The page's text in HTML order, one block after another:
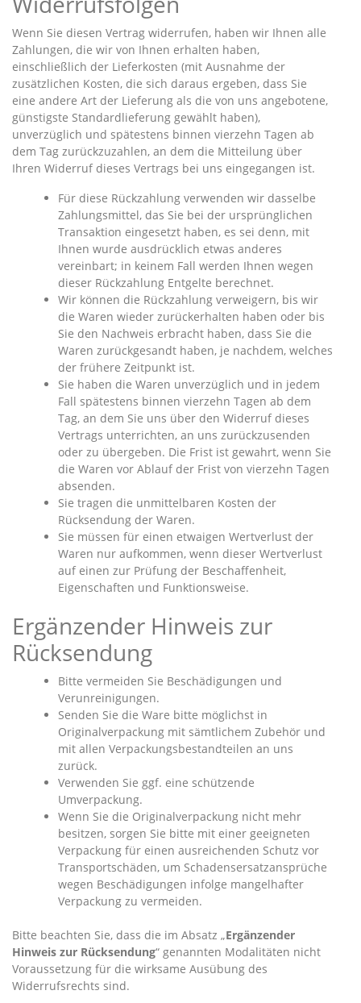
Wenn Sie diesen Vertrag widerrufen, haben wir Ihnen alle
Zahlungen, die wir von Ihnen erhalten haben,
einschließlich der Lieferkosten (mit Ausnahme der
zusätzlichen Kosten, die sich daraus ergeben, dass Sie
eine andere Art der Lieferung als die von uns angebotene,
günstigste Standardlieferung gewählt haben),
unverzüglich und spätestens binnen vierzehn Tagen ab
dem Tag zurückzuzahlen, an dem die Mitteilung über
Ihren Widerruf dieses Vertrags bei uns eingegangen ist.
Für diese Rückzahlung verwenden wir dasselbe
Zahlungsmittel, das Sie bei der ursprünglichen
Transaktion eingesetzt haben, es sei denn, mit
Ihnen wurde ausdrücklich etwas anderes
vereinbart; in keinem Fall werden Ihnen wegen
dieser Rückzahlung Entgelte berechnet.
Wir können die Rückzahlung verweigern, bis wir
die Waren wieder zurückerhalten haben oder bis
Sie den Nachweis erbracht haben, dass Sie die
Waren zurückgesandt haben, je nachdem, welches
der frühere Zeitpunkt ist.
Sie haben die Waren unverzüglich und in jedem
Fall spätestens binnen vierzehn Tagen ab dem
Tag, an dem Sie uns über den Widerruf dieses
Vertrags unterrichten, an uns zurückzusenden
oder zu übergeben. Die Frist ist gewahrt, wenn Sie
die Waren vor Ablauf der Frist von vierzehn Tagen
absenden.
Sie tragen die unmittelbaren Kosten der
Rücksendung der Waren.
Sie müssen für einen etwaigen Wertverlust der
Waren nur aufkommen, wenn dieser Wertverlust
auf einen zur Prüfung der Beschaffenheit,
Eigenschaften und Funktionsweise.
Ergänzender Hinweis zur
Rücksendung
Bitte vermeiden Sie Beschädigungen und
Verunreinigungen.
Senden Sie die Ware bitte möglichst in
Originalverpackung mit sämtlichem Zubehör und
mit allen Verpackungsbestandteilen an uns
zurück.
Verwenden Sie ggf. eine schützende
Umverpackung.
Wenn Sie die Originalverpackung nicht mehr
besitzen, sorgen Sie bitte mit einer geeigneten
Verpackung für einen ausreichenden Schutz vor
Transportschäden, um Schadensersatzansprüche
wegen Beschädigungen infolge mangelhafter
Verpackung zu vermeiden.
Bitte beachten Sie, dass die im Absatz „Ergänzender
Hinweis zur Rücksendung“ genannten Modalitäten nicht
Voraussetzung für die wirksame Ausübung des
Widerrufsrechts sind.